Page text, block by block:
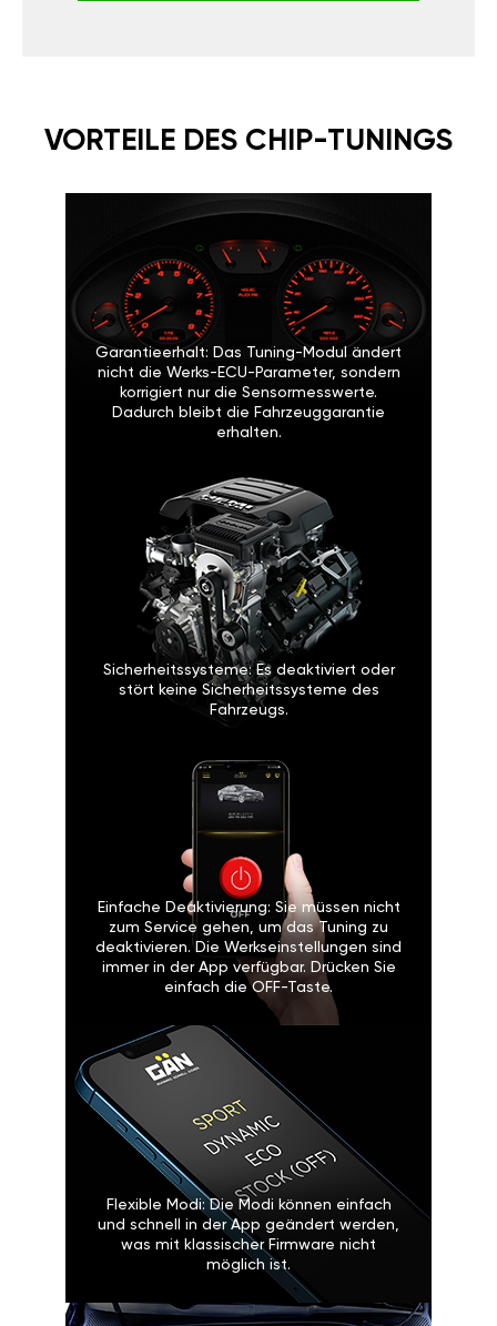
VORTEILE DES CHIP-TUNINGS
Garantieerhalt: Das Tuning-Modul ändert
nicht die Werks-ECU-Parameter, sondern
korrigiert nur die Sensormesswerte.
Dadurch bleibt die Fahrzeuggarantie
erhalten.
Sicherheitssysteme: Es deaktiviert oder
stört keine Sicherheitssysteme des
Fahrzeugs.
Einfache Deaktivierung: Sie müssen nicht
zum Service gehen, um das Tuning zu
deaktivieren. Die Werkseinstellungen sind
immer in der App verfügbar. Drücken Sie
einfach die OFF-Taste.
Flexible Modi: Die Modi können einfach
und schnell in der App geändert werden,
was mit klassischer Firmware nicht
möglich ist.